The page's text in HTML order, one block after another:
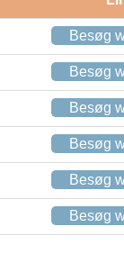
Besøg
Besøg
Besøg
Besøg
Besøg
Besøg